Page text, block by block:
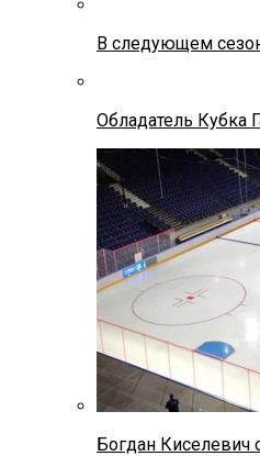
В следующем
Обладатель Кубка
Богдан